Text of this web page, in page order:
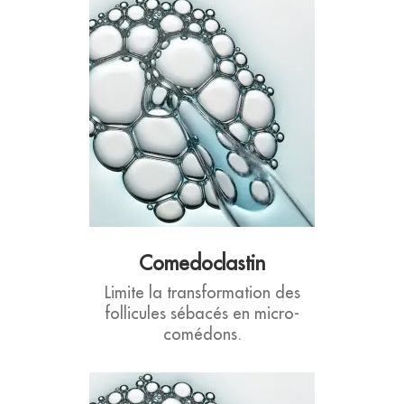
Comedoclastin
Limite la transformation des
follicules sébacés en micro-
comédons.